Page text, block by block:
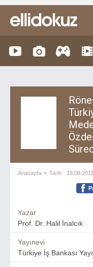
Anasayfa » Tarih 16.08.2011
Yazar
Prof. Dr. Halil İnalcık
Yayınevi
Türkiye İş Bankası